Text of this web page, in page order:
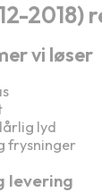
2018)
vi løser
lyd
frysninger
levering